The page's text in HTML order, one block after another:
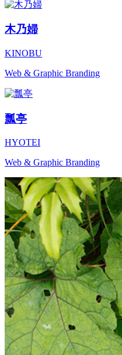
木乃婦
KINOBU
Web & Graphic Branding
瓢亭
HYOTEI
Web & Graphic Branding